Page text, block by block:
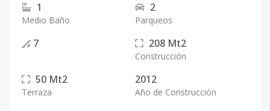
1
Medio Baño
2
Parqueos
7 208 Mt2
Construcción
50 Mt2
Terraza
2012
Año de Construcción